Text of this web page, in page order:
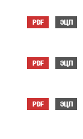
PDF ЭЦП
PDF ЭЦП
PDF ЭЦП